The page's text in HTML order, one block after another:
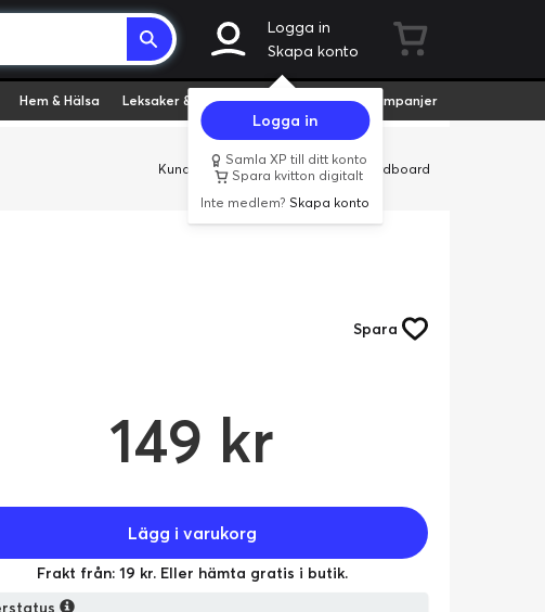
Logga in
Skapa konto
Logga in
Samla XP till ditt konto
Spara kvitton digitalt
Inte medlem?Skapa konto
Hem & Hälsa Leksaker & Hobby Fyndvaror Kampanjer
Kundservice Butiker Företag Cardboard
Spara
149 kr
Lägg i varukorg
Frakt från: 19 kr. Eller hämta gratis i butik.